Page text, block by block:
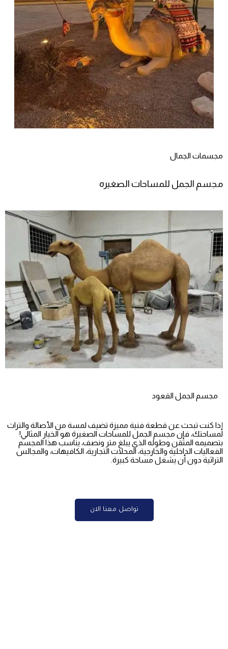
مجسمات الجمال
مجسم الجمل للمساحات الصغيره
مجسم الجمل القعود
إذا كنت تبحث عن قطعة فنية مميزة تضيف لمسة من الأصالة والتراث
لمساحتك، فإن مجسم الجمل للمساحات الصغيرة هو الخيار المثالي!
بتصميمه المتقن وطوله الذي يبلغ متر ونصف، يناسب هذا المجسم
الفعاليات الداخلية والخارجية، المحلات التجارية، الكافيهات، والمجالس
التراثية دون أن يشغل مساحة كبيرة.
تواصل معنا الان